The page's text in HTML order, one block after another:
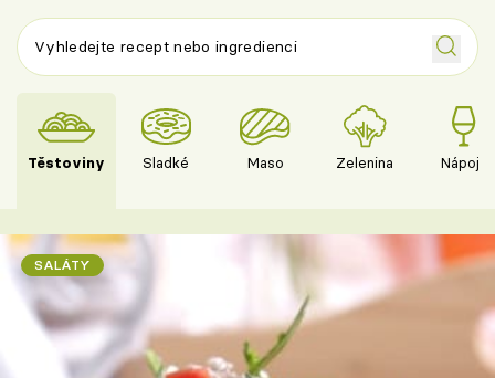
Těstoviny Sladké Maso Zelenina Nápoje
SALÁTY